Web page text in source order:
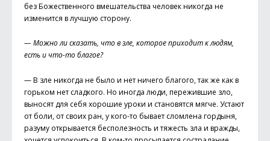
без Божественного вмешательства человек никогда не
изменится в лучшую сторону.
— Можно ли сказать, что в зле, которое приходит к людям,
есть и что-то благое?
— В зле никогда не было и нет ничего благого, так же как в
горьком нет сладкого. Но иногда люди, пережившие зло,
выносят для себя хорошие уроки и становятся мягче. Устают
от боли, от своих ран, у кого-то бывает сломлена гордыня,
разуму открывается бесполезность и тяжесть зла и вражды,